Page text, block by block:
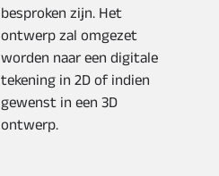
besproken zijn. Het
ontwerp zal omgezet
worden naar een digitale
tekening in 2D of indien
gewenst in een 3D
ontwerp.